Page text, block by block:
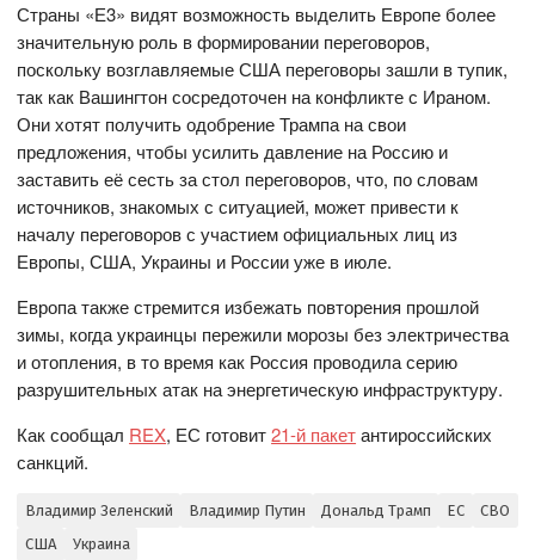
Страны «Е3» видят возможность выделить Европе более
значительную роль в формировании переговоров,
поскольку возглавляемые США переговоры зашли в тупик,
так как Вашингтон сосредоточен на конфликте с Ираном.
Они хотят получить одобрение Трампа на свои
предложения, чтобы усилить давление на Россию и
заставить её сесть за стол переговоров, что, по словам
источников, знакомых с ситуацией, может привести к
началу переговоров с участием официальных лиц из
Европы, США, Украины и России уже в июле.
Европа также стремится избежать повторения прошлой
зимы, когда украинцы пережили морозы без электричества
и отопления, в то время как Россия проводила серию
разрушительных атак на энергетическую инфраструктуру.
Как сообщал REX, ЕС готовит21-й пакетантироссийских
санкций.
Владимир Зеленский Владимир Путин Дональд Трамп ЕС
СВО
США
Украина